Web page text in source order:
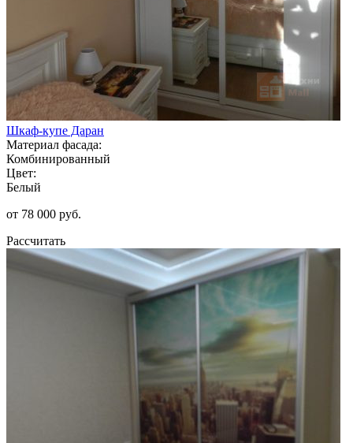
Шкаф-купе Даран
Материал фасада:
Комбинированный
Цвет:
Белый
от 78 000 руб.
Рассчитать